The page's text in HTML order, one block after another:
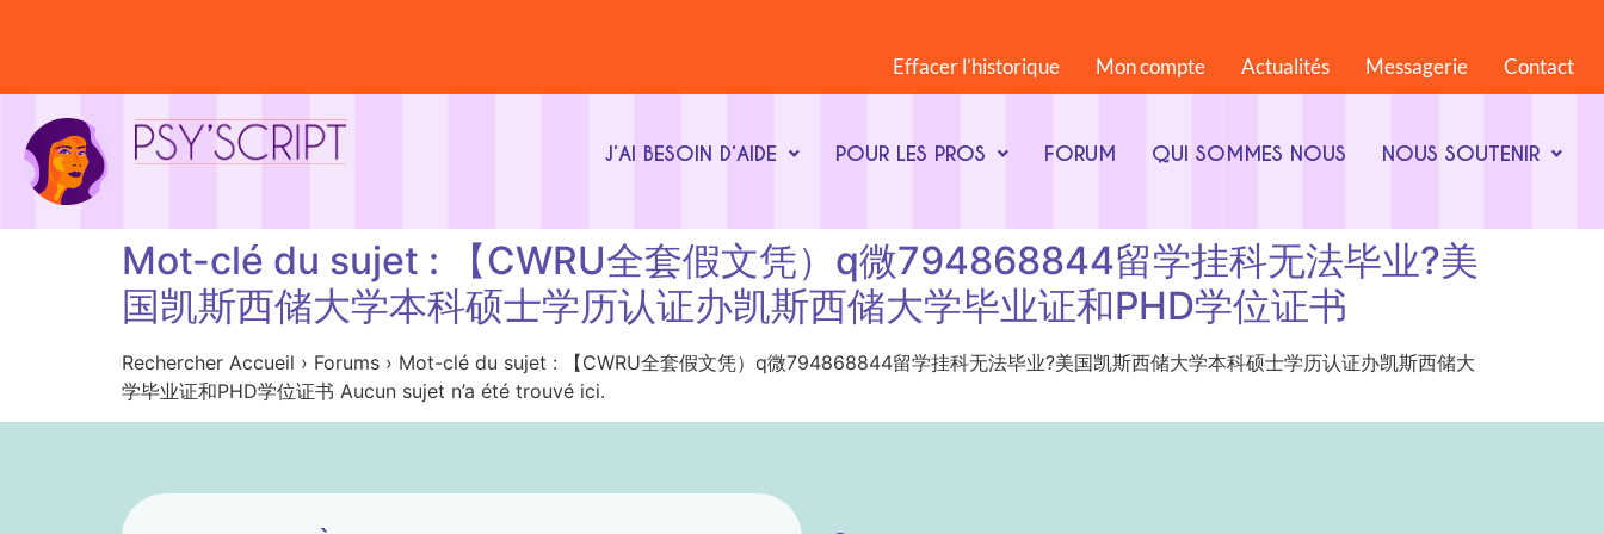
Effacer l’historique Mon compte Actualités Messagerie Contact
J’AI BESOIN D’AIDE POUR LES PROS FORUM QUI SOMMES NOUS NOUS SOUTENIR
Mot-clé du sujet : 【CWRU全套假文凭）q微794868844留学挂科无法毕业?美
国凯斯西储大学本科硕士学历认证办凯斯西储大学毕业证和PHD学位证书
Rechercher Accueil › Forums › Mot-clé du sujet : 【CWRU全套假文凭）q微794868844留学挂科无法毕业?美国凯斯西储大学本科硕士学历认证办凯斯西储大
学毕业证和PHD学位证书 Aucun sujet n’a été trouvé ici.